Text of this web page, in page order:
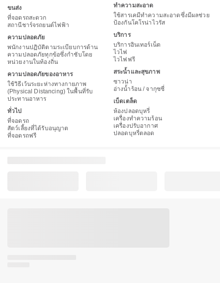
ขนส่ง
ที่จอดรถสะดวก
สถานีชาร์จรถยนต์ไฟฟ้า
ความปลอดภัย
พนักงานปฏิบัติตามระเบียบการด้าน
ความปลอดภัยทุกข้อซึ่งกำชับโดย
หน่วยงานในท้องถิ่น
ความปลอดภัยของอาหาร
ใช้วิธีเว้นระยะห่างทางกายภาพ
(Physical Distancing) ในพื้นที่รับ
ประทานอาหาร
ทั่วไป
ที่จอดรถ
สัตว์เลี้ยงที่ได้รับอนุญาต
ที่จอดรถฟรี
ทำความสะอาด
ใช้สารเคมีทำความสะอาดซึ่งมีผลช่วย
ป้องกันโคโรน่าไวรัส
บริการ
บริการอินเทอร์เน็ต
ไวไฟ
ไวไฟฟรี
สระน้ำและสุขภาพ
ซาวน่า
อ่างน้ำร้อน / จากุซซี่
เบ็ดเตล็ด
ห้องปลอดบุหรี่
เครื่องทำความร้อน
เครื่องปรับอากาศ
ปลอดบุหรี่ตลอด